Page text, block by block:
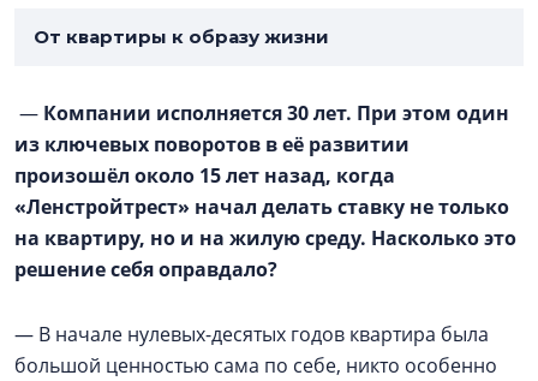
От квартиры к образу жизни
— Компании исполняется 30 лет. При этом один
из ключевых поворотов в её развитии
произошёл около 15 лет назад, когда
«Ленстройтрест» начал делать ставку не только
на квартиру, но и на жилую среду. Насколько это
решение себя оправдало?
— В начале нулевых-десятых годов квартира была
большой ценностью сама по себе, никто особенно